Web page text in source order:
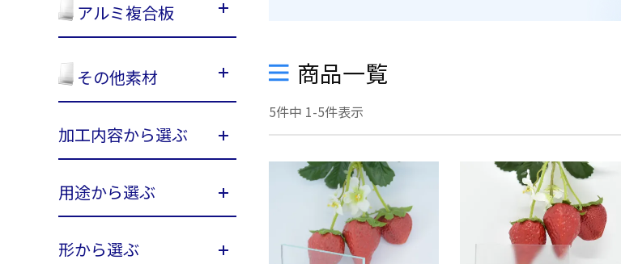
アルミ複合板
その他素材
加工内容から選ぶ
用途から選ぶ
形から選ぶ
商品一覧
5件中 1-5件表示